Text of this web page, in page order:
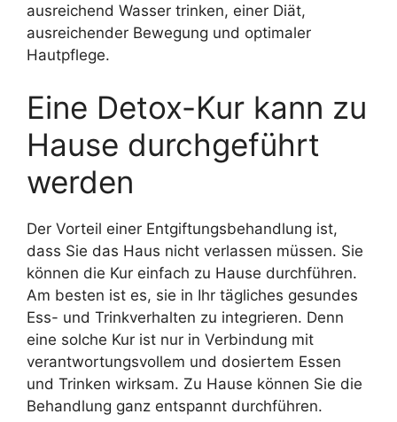
ausreichend Wasser trinken, einer Diät,
ausreichender Bewegung und optimaler
Hautpflege.
Eine Detox-Kur kann zu
Hause durchgeführt
werden
Der Vorteil einer Entgiftungsbehandlung ist,
dass Sie das Haus nicht verlassen müssen. Sie
können die Kur einfach zu Hause durchführen.
Am besten ist es, sie in Ihr tägliches gesundes
Ess- und Trinkverhalten zu integrieren. Denn
eine solche Kur ist nur in Verbindung mit
verantwortungsvollem und dosiertem Essen
und Trinken wirksam. Zu Hause können Sie die
Behandlung ganz entspannt durchführen.